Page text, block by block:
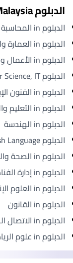
الدبلوم courses in Malaysia
الدبلوم in المحاسبة والتمويل
الدبلوم in العمارة والبناء
الدبلوم in الأعمال و الإدارة
الدبلوم in Computer Science, IT
الدبلوم in الفنون الإبداعية والتصميم
الدبلوم in التعليم والتدريس
الدبلوم in الهندسة
الدبلوم in English Language
الدبلوم in الصحة والطب
الدبلوم in إدارة الفنادق والضيافة
الدبلوم in العلوم الإنسانية والاجتماعية
الدبلوم in القانون
الدبلوم in الاتصال الجماهيري والإعلام
الدبلوم in علوم الرياضة